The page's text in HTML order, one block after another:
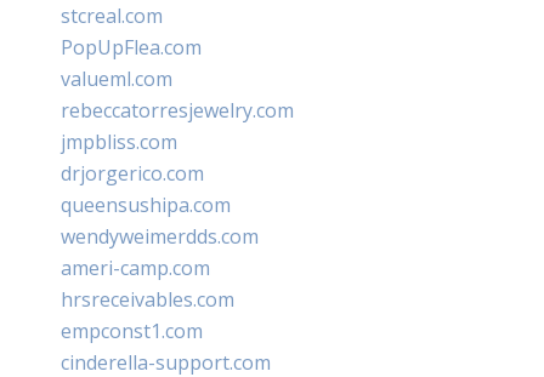
stcreal.com
PopUpFlea.com
valueml.com
rebeccatorresjewelry.com
jmpbliss.com
drjorgerico.com
queensushipa.com
wendyweimerdds.com
ameri-camp.com
hrsreceivables.com
empconst1.com
cinderella-support.com